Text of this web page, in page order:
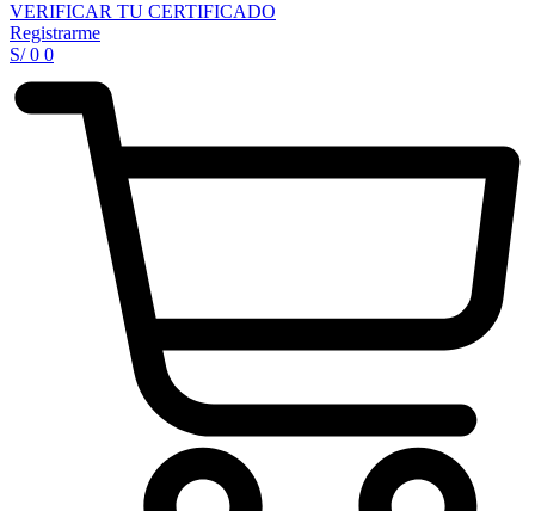
VERIFICAR TU CERTIFICADO
Registrarme
S/0 0